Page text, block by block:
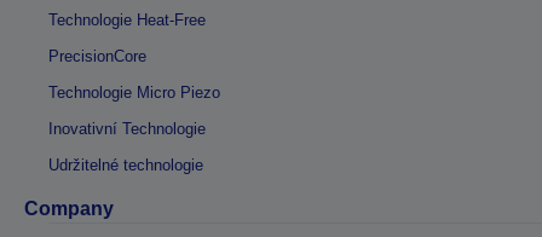
Technologie Heat-Free
PrecisionCore
Technologie Micro Piezo
Inovativní Technologie
Udržitelné technologie
Company